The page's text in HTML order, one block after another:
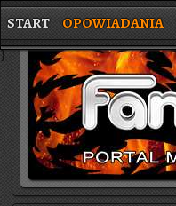
START OPOWIADANIA
}